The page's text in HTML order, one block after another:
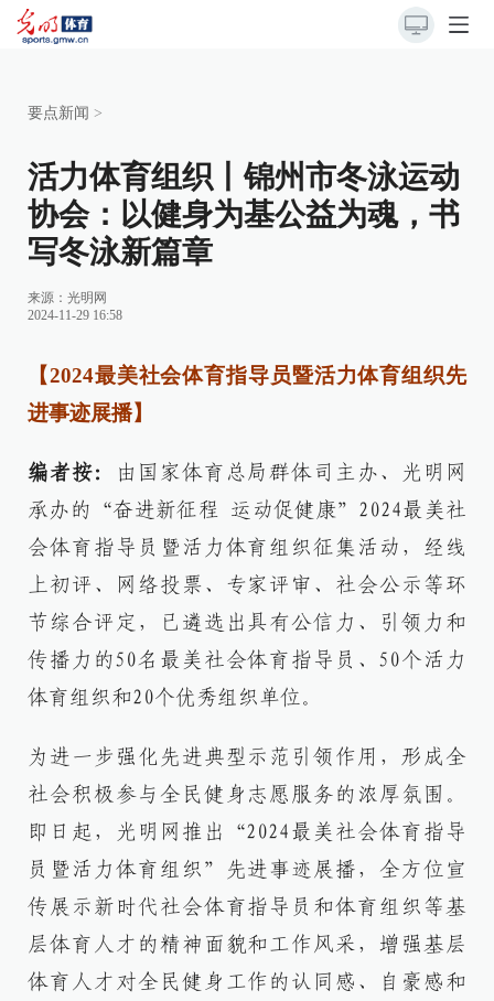
要点新闻 >
活力体育组织丨锦州市冬泳运动
协会：以健身为基公益为魂，书
写冬泳新篇章
来源： 光明网
2024-11-29 16:58
【2024最美社会体育指导员暨活力体育组织先
进事迹展播】
编者按：
由国家体育总局群体司主办、光明网
承办的“奋进新征程 运动促健康”2024最美社
会体育指导员暨活力体育组织征集活动，经线
上初评、网络投票、专家评审、社会公示等环
节综合评定，已遴选出具有公信力、引领力和
传播力的50名最美社会体育指导员、50个活力
体育组织和20个优秀组织单位。
为进一步强化先进典型示范引领作用，形成全
社会积极参与全民健身志愿服务的浓厚氛围。
即日起，光明网推出“2024最美社会体育指导
员暨活力体育组织”先进事迹展播，全方位宣
传展示新时代社会体育指导员和体育组织等基
层体育人才的精神面貌和工作风采，增强基层
体育人才对全民健身工作的认同感、自豪感和